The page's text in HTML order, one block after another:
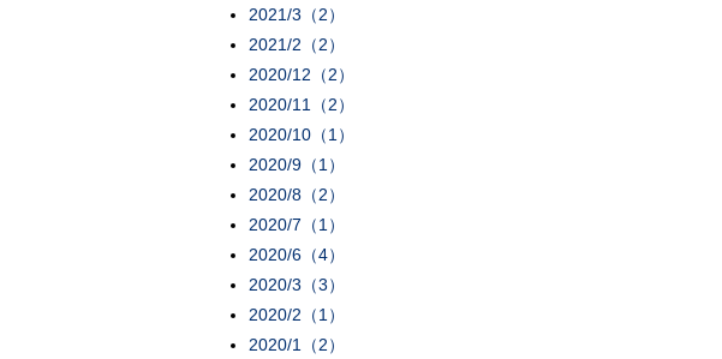
2021/3（2）
2021/2（2）
2020/12（2）
2020/11（2）
2020/10（1）
2020/9（1）
2020/8（2）
2020/7（1）
2020/6（4）
2020/3（3）
2020/2（1）
2020/1（2）